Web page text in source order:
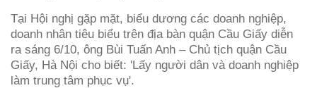
Tại Hội nghị gặp mặt, biểu dương các doanh nghiệp,
doanh nhân tiêu biểu trên địa bàn quận Cầu Giấy diễn
ra sáng 6/10, ông Bùi Tuấn Anh – Chủ tịch quận Cầu
Giấy, Hà Nội cho biết: 'Lấy người dân và doanh nghiệp
làm trung tâm phục vụ'.